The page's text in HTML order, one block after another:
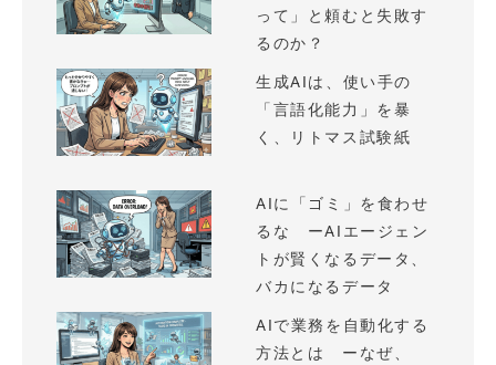
って」と頼むと失敗す
るのか？
生成AIは、使い手の
「言語化能力」を暴
く、リトマス試験紙
AIに「ゴミ」を食わせ
るな ーAIエージェン
トが賢くなるデータ、
バカになるデータ
AIで業務を自動化する
方法とは ーなぜ、